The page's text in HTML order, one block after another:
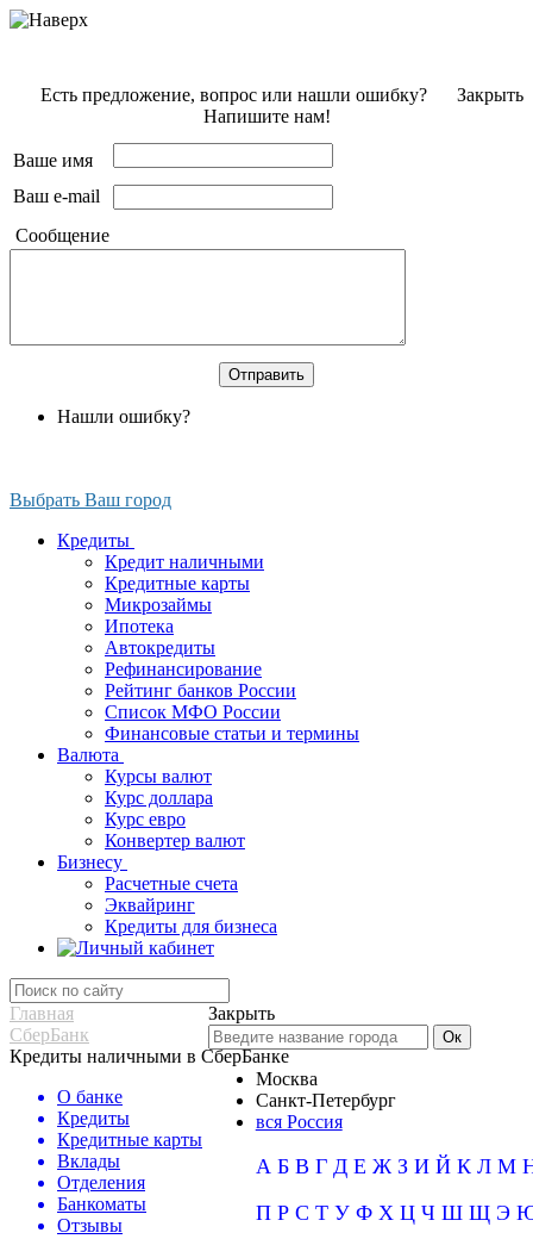
Закрыть
Есть предложение, вопрос или нашли ошибку?
Напишите нам!
Ваше имя
Ваш e-mail
Сообщение
Нашли ошибку?
Выбрать Ваш город
Кредиты
Кредит наличными
Кредитные карты
Микрозаймы
Ипотека
Автокредиты
Рефинансирование
Рейтинг банков России
Список МФО России
Финансовые статьи и термины
Валюта
Курсы валют
Курс доллара
Курс евро
Конвертер валют
Бизнесу
Расчетные счета
Эквайринг
Кредиты для бизнеса
Закрыть
Москва
Санкт-Петербург
вся Россия
А Б В Г Д Е Ж З И Й К Л М
П Р С Т У Ф Х Ц Ч Ш Щ Э
Главная
СберБанк
Кредиты наличными в СберБанке
О банке
Кредиты
Кредитные карты
Вклады
Отделения
Банкоматы
Отзывы